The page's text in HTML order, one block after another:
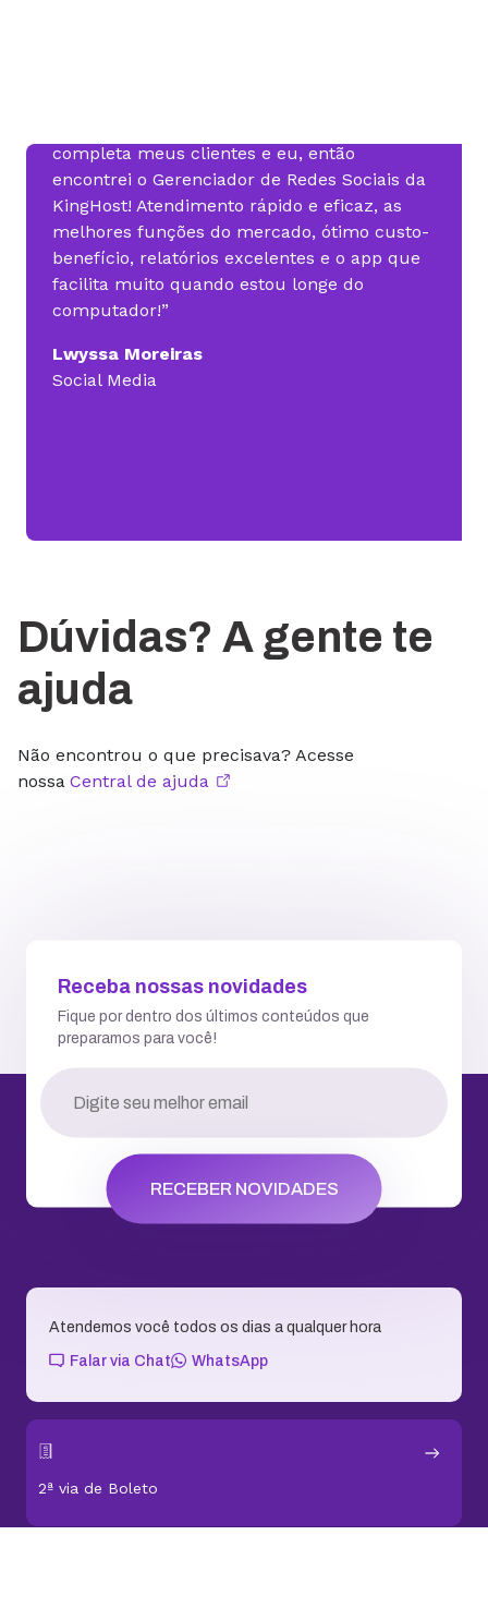
completa meus clientes e eu, então
encontrei o Gerenciador de Redes Sociais da
KingHost! Atendimento rápido e eficaz, as
melhores funções do mercado, ótimo custo-
benefício, relatórios excelentes e o app que
facilita muito quando estou longe do
computador!”
Lwyssa Moreiras
Social Media
Dúvidas? A gente te
ajuda
Não encontrou o que precisava? Acesse
nossa Central de ajuda
Receba nossas novidades
Fique por dentro dos últimos conteúdos que
preparamos para você!
RECEBER NOVIDADES
Atendemos você todos os dias a qualquer hora
Falar via Chat WhatsApp
2ª via de Boleto